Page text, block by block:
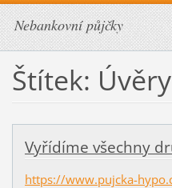
Nebankovní půjčky
Štítek: Úvěry
Vyřídíme všechny
https://www.pujcka-